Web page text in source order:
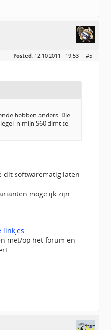
Posted: 12.10.2011 - 19:53 · #5
hebben anders. Die
in mijn S60 dimt te
dit softwarematig laten
mogelijk zijn.
linkjes
met/op het forum en